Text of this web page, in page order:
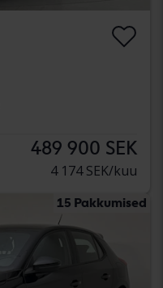
489 900 SEK
4 174 SEK/kuu
15 Pakkumised